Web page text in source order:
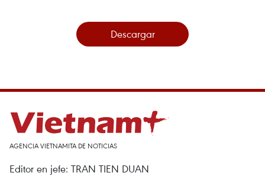
Descargar
AGENCIA VIETNAMITA DE NOTICIAS
Editor en jefe: TRAN TIEN DUAN